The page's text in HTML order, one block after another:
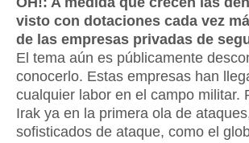
visto con dotaciones cada vez
de las empresas privadas de
El tema aún es públicamente
conocerlo. Estas empresas han
cualquier labor en el campo militar.
Irak ya en la primera ola de
sofisticados de ataque, como el